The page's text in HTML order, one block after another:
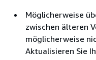
Möglicherweise
zwischen älteren
möglicherweise
Aktualisieren Sie